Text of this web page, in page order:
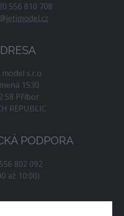
556 810 708
model s.r.o.
1530
58 Příbor
REPUBLIC
PODPORA
802 092
až 10:00)